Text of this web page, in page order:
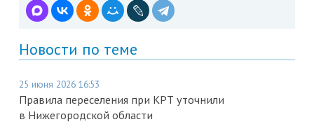
Новости по теме
25 июня 2026 16:53
Правила переселения при КРТ уточнили
в Нижегородской области